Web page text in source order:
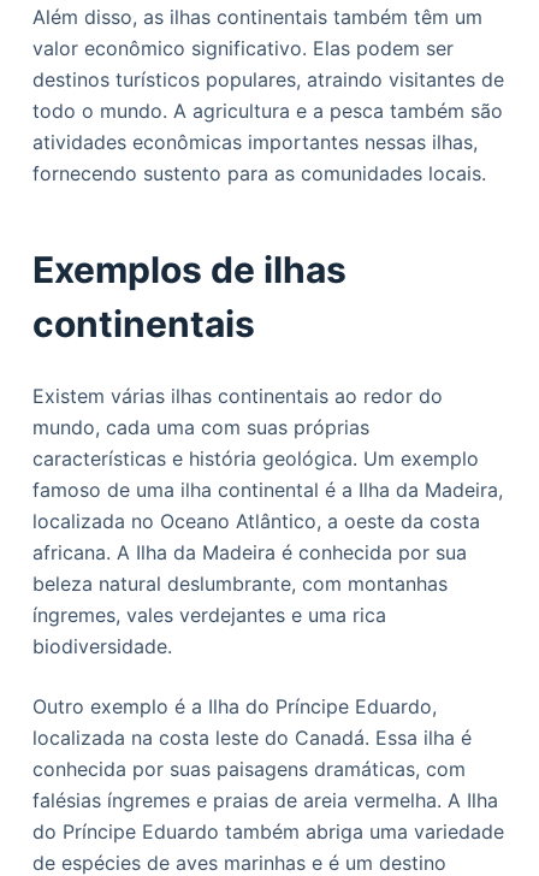
Além disso, as ilhas continentais também têm um
valor econômico significativo. Elas podem ser
destinos turísticos populares, atraindo visitantes de
todo o mundo. A agricultura e a pesca também são
atividades econômicas importantes nessas ilhas,
fornecendo sustento para as comunidades locais.
Exemplos de ilhas
continentais
Existem várias ilhas continentais ao redor do
mundo, cada uma com suas próprias
características e história geológica. Um exemplo
famoso de uma ilha continental é a Ilha da Madeira,
localizada no Oceano Atlântico, a oeste da costa
africana. A Ilha da Madeira é conhecida por sua
beleza natural deslumbrante, com montanhas
íngremes, vales verdejantes e uma rica
biodiversidade.
Outro exemplo é a Ilha do Príncipe Eduardo,
localizada na costa leste do Canadá. Essa ilha é
conhecida por suas paisagens dramáticas, com
falésias íngremes e praias de areia vermelha. A Ilha
do Príncipe Eduardo também abriga uma variedade
de espécies de aves marinhas e é um destino